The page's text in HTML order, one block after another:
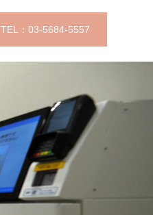
TEL：03-5684-5557